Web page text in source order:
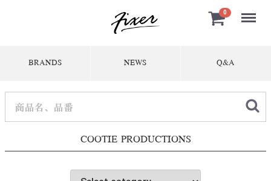
0 Menu
BRANDS NEWS Q&A
COOTIE PRODUCTIONS